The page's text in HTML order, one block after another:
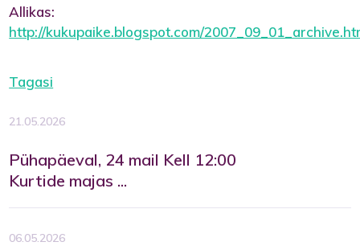
Allikas:
http://kukupaike.blogspot.com/
Tagasi
21.05.2026
Pühapäeval, 24 mail Kell 12:00
Kurtide majas ...
06.05.2026